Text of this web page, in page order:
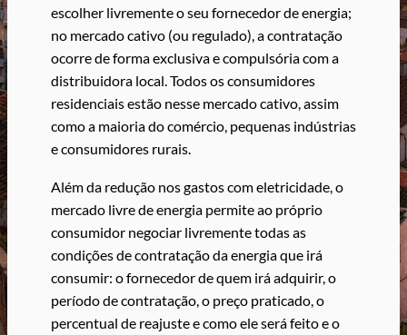
escolher livremente o seu fornecedor de energia;
no mercado cativo (ou regulado), a contratação
ocorre de forma exclusiva e compulsória com a
distribuidora local. Todos os consumidores
residenciais estão nesse mercado cativo, assim
como a maioria do comércio, pequenas indústrias
e consumidores rurais.
Além da redução nos gastos com eletricidade, o
mercado livre de energia permite ao próprio
consumidor negociar livremente todas as
condições de contratação da energia que irá
consumir: o fornecedor de quem irá adquirir, o
período de contratação, o preço praticado, o
percentual de reajuste e como ele será feito e o